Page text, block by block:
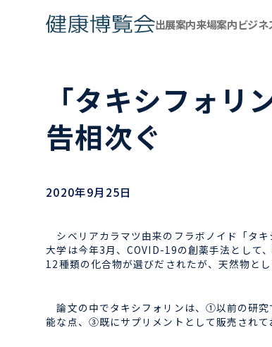
出展案内来場案内ビジ
「タキシフォ
告相次ぐ
2020年9月25日
シベリアカラマツ由来のフラボノイド 「タ
大学は今年3月、COVID-19の創薬手法として
12種類の化合物が選びだされたが、天然物と
論文の中でタキシフォリンは、①以前の研究
能な点、③既にサプリメントとして販売されて